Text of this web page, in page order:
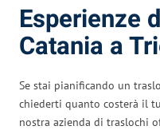
Esperienze
Catania a
Se stai pianificando un
chiederti quanto costerà il
nostra azienda di traslochi